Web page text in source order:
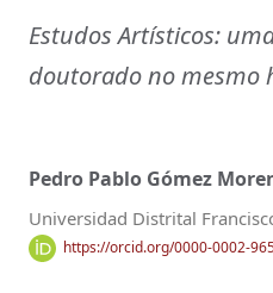
Estudos Artísticos:
doutorado no mesmo
Pedro Pablo Gómez
Universidad Distrital
https://orcid.org/0000-0002-